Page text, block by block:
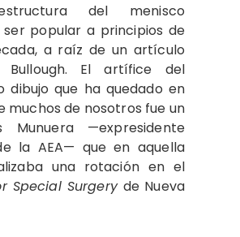
del menisco
popular a principios de
a raíz de un artículo
El artífice del
dibujo que ha quedado en
muchos de nosotros fue un
Munuera —expresidente
la AEA— que en aquella
una rotación en el
Special Surgery de Nueva